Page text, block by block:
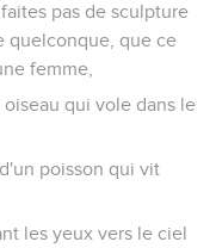
pas de sculpture
quelconque, que ce
femme,
qui vole dans le
poisson qui vit
les yeux vers le ciel